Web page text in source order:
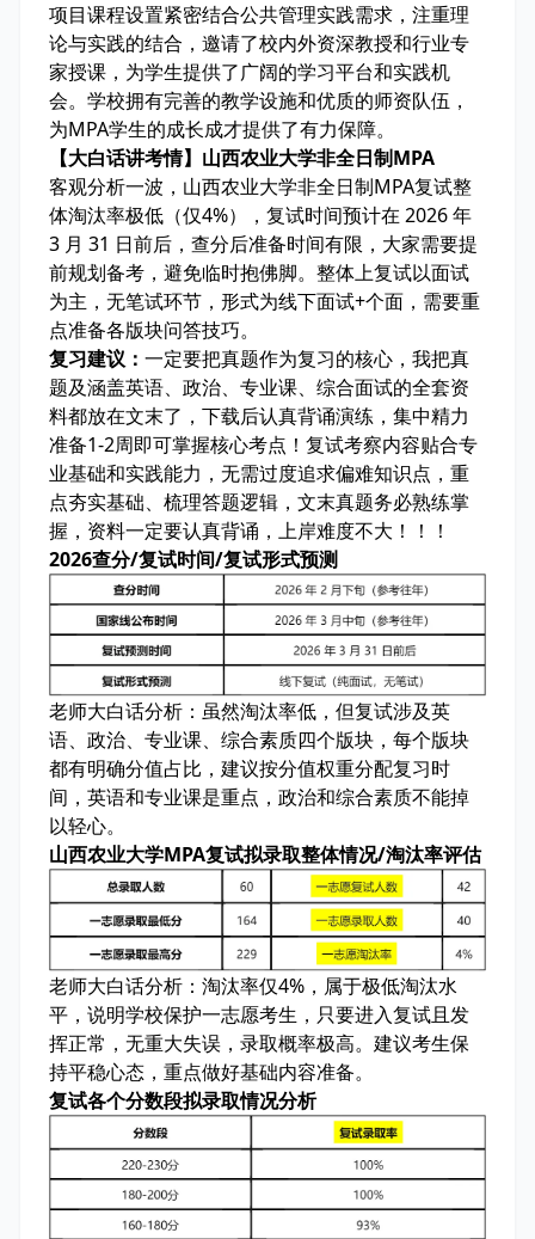
项目课程设置紧密结合公共管理实践需求，注重理
论与实践的结合，邀请了校内外资深教授和行业专
家授课，为学生提供了广阔的学习平台和实践机
会。学校拥有完善的教学设施和优质的师资队伍，
为MPA学生的成长成才提供了有力保障。
【大白话讲考情】山西农业大学非全日制MPA
客观分析一波，山西农业大学非全日制MPA复试整
体淘汰率极低 （仅4%），复试时间预计在 2026 年
3 月 31 日前后，查分后准备时间有限，大家需要提
前规划备考 ，避免临时抱佛脚。整体上复试以面试
为主，无笔试环节，形式为线下面试+个面 ，需要重
点准备各版块问答技巧。
复习建议： 一定要把真题作为复习的核心，我把真
题及涵盖英语、政治、专业课、综合面试的全套资
料都放在文末了，下载后认真背诵演练， 集中精力
准备1-2周即可掌握核心考点 ！复试考察内容贴合专
业基础和实践能力， 无需过度追求偏难知识点 ，重
点夯实基础、梳理答题逻辑， 文末真题务必熟练掌
握 ， 资料一定要认真背诵 ，上岸难度不大！！！
2026查分/复试时间/复试形式预测
老师大白话分析： 虽然淘汰率低，但复试涉及英
语、政治、专业课、综合素质四个版块，每个版块
都有明确分值占比，建议按分值权重分配复习时
间，英语和专业课是重点，政治和综合素质不能掉
以轻心。
山西农业大学MPA复试拟录取整体情况/淘汰率评估
老师大白话分析： 淘汰率仅4%，属于极低淘汰水
平，说明学校保护一志愿考生，只要进入复试且发
挥正常，无重大失误，录取概率极高。建议考生保
持平稳心态，重点做好基础内容准备。
复试各个分数段拟录取情况分析